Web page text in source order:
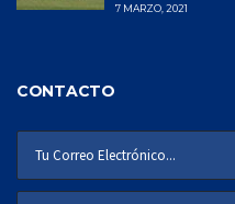
7 MARZO, 2021
CONTACTO